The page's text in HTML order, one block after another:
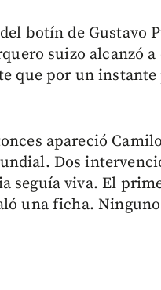
botín de Gustavo
suizo alcanzó
que por un
apareció
Dos
seguía viva. El
una ficha.